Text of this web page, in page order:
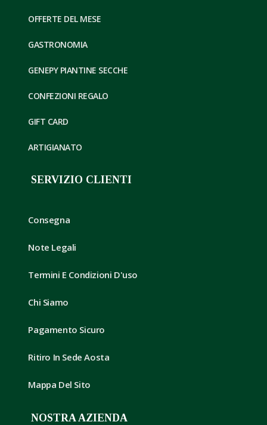
OFFERTE DEL MESE
GASTRONOMIA
GENEPY PIANTINE SECCHE
CONFEZIONI REGALO
GIFT CARD
ARTIGIANATO
SERVIZIO CLIENTI
Consegna
Note Legali
Termini E Condizioni D'uso
Chi Siamo
Pagamento Sicuro
Ritiro In Sede Aosta
Mappa Del Sito
NOSTRA AZIENDA